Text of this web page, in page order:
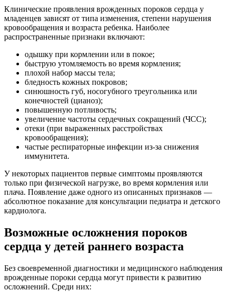
Клинические проявления врожденных пороков сердца у
младенцев зависят от типа изменения, степени нарушения
кровообращения и возраста ребенка. Наиболее
распространенные признаки включают:
одышку при кормлении или в покое;
быструю утомляемость во время кормления;
плохой набор массы тела;
бледность кожных покровов;
синюшность губ, носогубного треугольника или
конечностей (цианоз);
повышенную потливость;
увеличение частоты сердечных сокращений (ЧСС);
отеки (при выраженных расстройствах
кровообращения);
частые респираторные инфекции из-за снижения
иммунитета.
У некоторых пациентов первые симптомы проявляются
только при физической нагрузке, во время кормления или
плача. Появление даже одного из описанных признаков —
абсолютное показание для консультации педиатра и детского
кардиолога.
Возможные осложнения пороков
сердца у детей раннего возраста
Без своевременной диагностики и медицинского наблюдения
врожденные пороки сердца могут привести к развитию
осложнений. Среди них: